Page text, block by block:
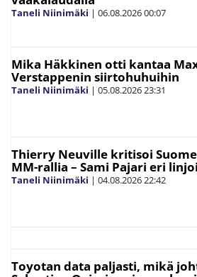
Taneli Niinimäki | 06.08.202600:07
Mika Häkkinen otti kantaa
Verstappenin siirtohuhuihin
Taneli Niinimäki | 05.08.202623:31
Thierry Neuville kritisoi
MM-rallia – Sami Pajari eri
Taneli Niinimäki | 04.08.202622:42
Toyotan data paljasti, mikä